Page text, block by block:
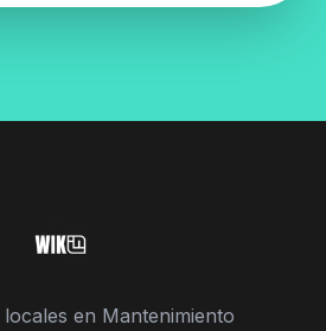
locales en Mantenimiento